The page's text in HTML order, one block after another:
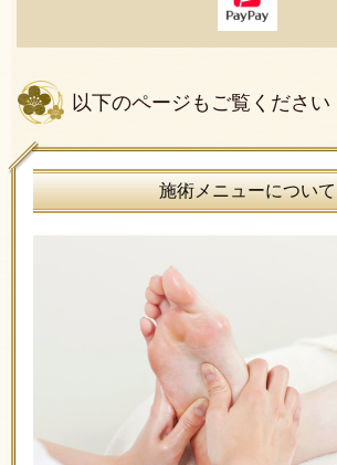
以下のページもご覧ください
施術メニューについて